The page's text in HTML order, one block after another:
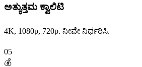
ಅತ್ಯುತ್ತಮ ಕ್ವಾಲಿಟಿ
4K, 1080p, 720p. ನೀವೇ ನಿರ್ಧರಿಸಿ.
05
💰